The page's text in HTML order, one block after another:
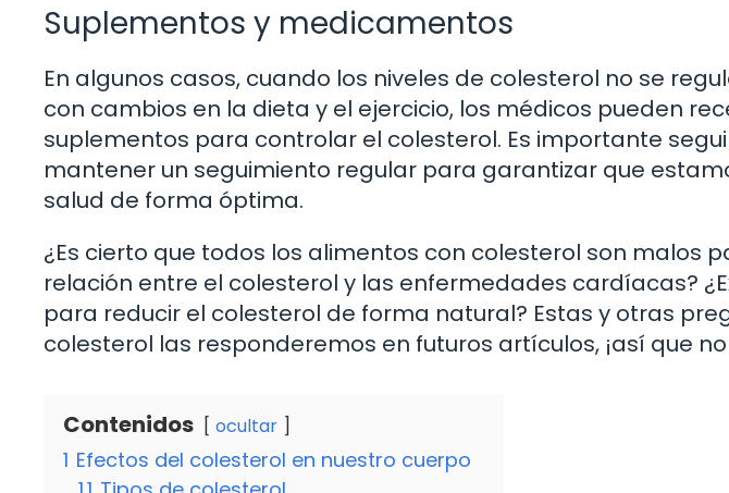
Suplementos y medicamentos
En algunos casos, cuando los niveles de colesterol no se
con cambios en la dieta y el ejercicio, los médicos pueden
suplementos para controlar el colesterol. Es importante
mantener un seguimiento regular para garantizar que
salud de forma óptima.
¿Es cierto que todos los alimentos con colesterol son malos
relación entre el colesterol y las enfermedades cardíacas?
para reducir el colesterol de forma natural? Estas y otras
colesterol las responderemos en futuros artículos, ¡así que
Contenidos ocultar
1 Efectos del colesterol en nuestro cuerpo